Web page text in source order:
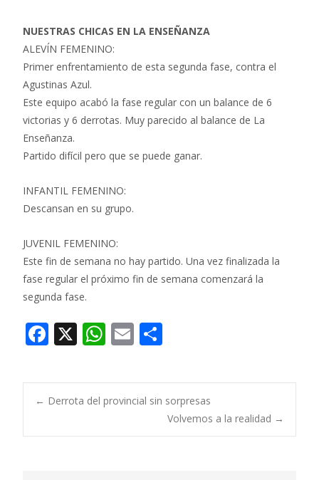
NUESTRAS CHICAS EN LA ENSEÑANZA
ALEVÍN FEMENINO:
Primer enfrentamiento de esta segunda fase, contra el
Agustinas Azul.
Este equipo acabó la fase regular con un balance de 6
victorias y 6 derrotas. Muy parecido al balance de La
Enseñanza.
Partido difícil pero que se puede ganar.
INFANTIL FEMENINO:
Descansan en su grupo.
JUVENIL FEMENINO:
Este fin de semana no hay partido. Una vez finalizada la
fase regular el próximo fin de semana comenzará la
segunda fase.
F
e
b
X W
at
s
E
ai
l
m
p
ar
Navegación
← Derrota del provincial sin sorpresas
Volvemos a la realidad →